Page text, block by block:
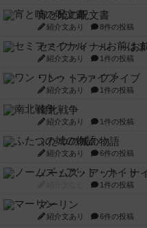
宵と暁の呪文書
紹介文あり 8件の投稿
セミファイナル ～お
紹介文あり 1件の投稿
ワン・トゥ・ファイブ
紹介文あり 1件の投稿
南北戦争
紹介文あり 1件の投稿
ふたつの城の物語
紹介文あり 6件の投稿
ノームズ・アット・ナ
1件の投稿
マーリン
紹介文あり 6件の投稿